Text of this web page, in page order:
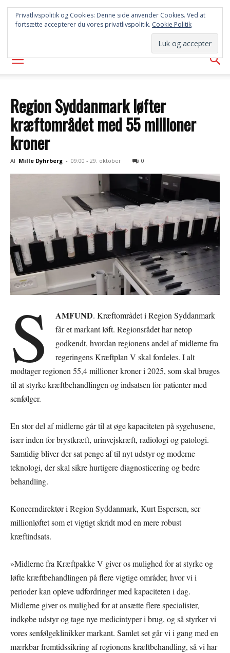
SYD
AVISEN
Region Syddanmark løfter
kræftområdet med 55 millioner
kroner
Af Mille Dyhrberg - 09:00 - 29. oktober 0
S AMFUND. Kræftområdet i Region Syddanmark
får et markant løft. Regionsrådet har netop
godkendt, hvordan regionens andel af midlerne fra
regeringens Kræftplan V skal fordeles. I alt
modtager regionen 55,4 millioner kroner i 2025, som skal bruges
til at styrke kræftbehandlingen og indsatsen for patienter med
senfølger.
En stor del af midlerne går til at øge kapaciteten på sygehusene,
især inden for brystkræft, urinvejskræft, radiologi og patologi.
Samtidig bliver der sat penge af til nyt udstyr og moderne
teknologi, der skal sikre hurtigere diagnosticering og bedre
behandling.
Koncerndirektør i Region Syddanmark, Kurt Espersen, ser
millionløftet som et vigtigt skridt mod en mere robust
kræftindsats.
»Midlerne fra Kræftpakke V giver os mulighed for at styrke og
løfte kræftbehandlingen på flere vigtige områder, hvor vi i
perioder kan opleve udfordringer med kapaciteten i dag.
Midlerne giver os mulighed for at ansætte flere specialister,
indkøbe udstyr og tage nye medicintyper i brug, og så styrker vi
vores senfølgeklinikker markant. Samlet set går vi i gang med en
mærkbar fremtidssikring af regionens kræftbehandling, så vi har
Privatlivspolitik og Cookies: Denne side anvender Cookies. Ved at
fortsætte accepterer du vores privatlivspolitik. Cookie Politik